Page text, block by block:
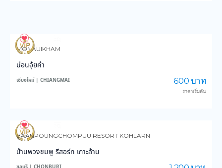
3,992
MONAUIKHAM
ม่อนอุ้ยคำ
เชียงใหม่ | CHIANGMAI 600 บาท
ราคาเริ่มต้น
4,192
BAANPOUNGCHOMPUU RESORT KOHLARN
บ้านพวงชมพู รีสอร์ท เกาะล้าน